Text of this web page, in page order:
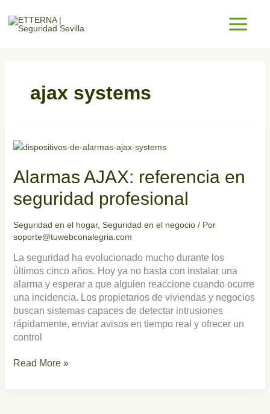
contenido
ajax systems
Alarmas AJAX: referencia en
seguridad profesional
Seguridad en el hogar, Seguridad en el negocio/ Por
soporte@tuwebconalegria.com
La seguridad ha evolucionado mucho durante los
últimos cinco años. Hoy ya no basta con instalar una
alarma y esperar a que alguien reaccione cuando ocurre
una incidencia. Los propietarios de viviendas y negocios
buscan sistemas capaces de detectar intrusiones
rápidamente, enviar avisos en tiempo real y ofrecer un
control
AJAX:
en
seguridad
profesional
Read More »